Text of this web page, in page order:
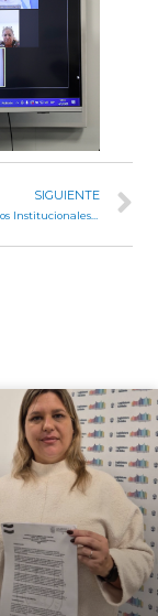
SIGUIENTE
Tanti: Asuntos Institucionales trató la ampliación del ejido urbano